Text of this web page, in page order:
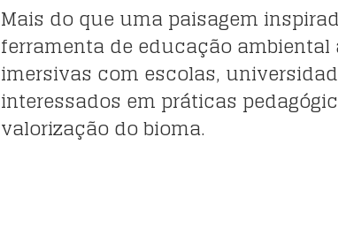
Mais do que uma paisagem
ferramenta de educação
imersivas com escolas,
interessados em práticas
valorização do bioma.